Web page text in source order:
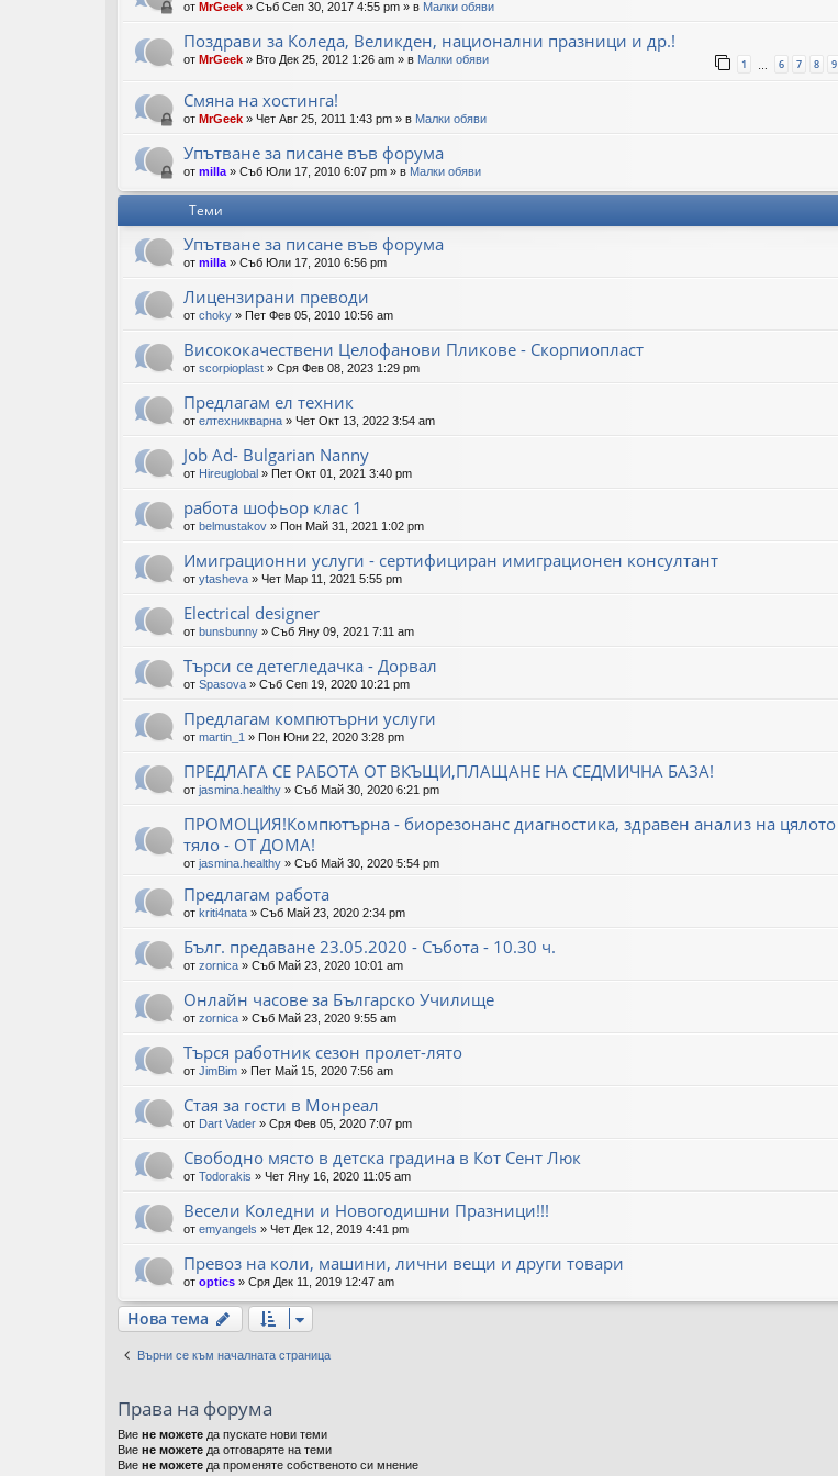
от MrGeek » Съб Сеп 30, 2017 4:55 pm » в Малки обяви
Поздрави за Коледа, Великден, национални празници и др.!
от MrGeek » Вто Дек 25, 2012 1:26 am » в Малки обяви 1 … 6 7 8 9
Смяна на хостинга!
от MrGeek » Чет Авг 25, 2011 1:43 pm » в Малки обяви
Упътване за писане във форума
от milla » Съб Юли 17, 2010 6:07 pm » в Малки обяви
Теми
Упътване за писане във форума
от milla » Съб Юли 17, 2010 6:56 pm
Лицензирани преводи
от choky » Пет Фев 05, 2010 10:56 am
Висококачествени Целофанови Пликове - Скорпиопласт
от scorpioplast » Сря Фев 08, 2023 1:29 pm
Предлагам ел техник
от елтехникварна » Чет Окт 13, 2022 3:54 am
Job Ad- Bulgarian Nanny
от Hireuglobal » Пет Окт 01, 2021 3:40 pm
работа шофьор клас 1
от belmustakov » Пон Май 31, 2021 1:02 pm
Имиграционни услуги - сертифициран имиграционен консултант
от ytasheva » Чет Мар 11, 2021 5:55 pm
Еlectrical designer
от bunsbunny » Съб Яну 09, 2021 7:11 am
Търси се детегледачка - Дорвал
от Spasova » Съб Сеп 19, 2020 10:21 pm
Предлагам компютърни услуги
от martin_1 » Пон Юни 22, 2020 3:28 pm
ПРЕДЛАГА СЕ РАБОТА ОТ ВКЪЩИ,ПЛАЩАНЕ НА СЕДМИЧНА БАЗА!
от jasmina.healthy » Съб Май 30, 2020 6:21 pm
ПРОМОЦИЯ!Компютърна - биорезонанс диагностика, здравен анализ на цялото
тяло - ОТ ДОМА!
от jasmina.healthy » Съб Май 30, 2020 5:54 pm
Предлагам работа
от kriti4nata » Съб Май 23, 2020 2:34 pm
Бълг. предаване 23.05.2020 - Събота - 10.30 ч.
от zornica » Съб Май 23, 2020 10:01 am
Онлайн часове за Българско Училище
от zornica » Съб Май 23, 2020 9:55 am
Търся работник сезон пролет-лято
от JimBim » Пет Май 15, 2020 7:56 am
Стая за гости в Монреал
от Dart Vader » Сря Фев 05, 2020 7:07 pm
Свободно място в детска градина в Кот Сент Люк
от Todorakis » Чет Яну 16, 2020 11:05 am
Весели Коледни и Новогодишни Празници!!!
от emyangels » Чет Дек 12, 2019 4:41 pm
Превоз на коли, машини, лични вещи и други товари
от optics » Сря Дек 11, 2019 12:47 am
Нова тема
Върни се към началната страница
Права на форума
Вие не можете да пускате нови теми
Вие не можете да отговаряте на теми
Вие не можете да променяте собственото си мнение